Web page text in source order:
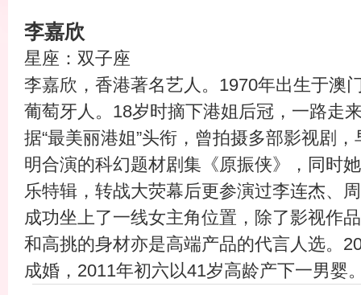
李嘉欣
星座：双子座
李嘉欣，香港著名艺人。1970年出生于澳
葡萄牙人。18岁时摘下港姐后冠，一路走
据“最美丽港姐”头衔，曾拍摄多部影视剧
明合演的科幻题材剧集《原振侠》，同时
乐特辑，转战大荧幕后更参演过李连杰、
成功坐上了一线女主角位置，除了影视作
和高挑的身材亦是高端产品的代言人选。
成婚，2011年初六以41岁高龄产下一男婴